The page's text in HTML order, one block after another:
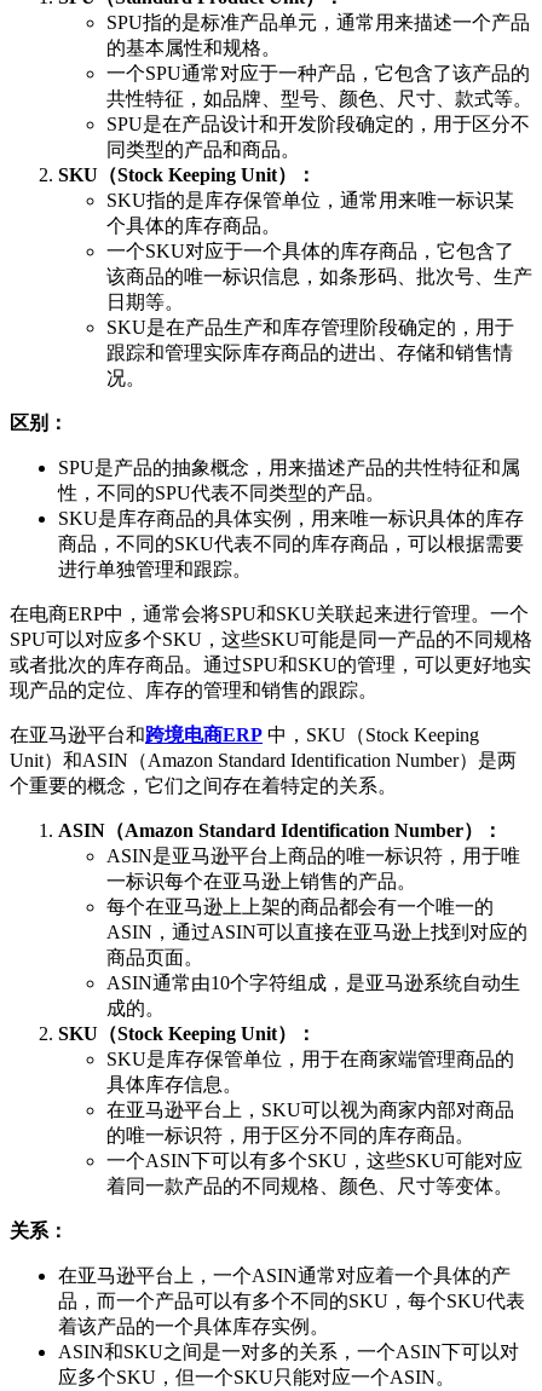
SPU指的是标准产品单元，通常用来描述一个产品
的基本属性和规格。
一个SPU通常对应于一种产品，它包含了该产品的
共性特征，如品牌、型号、颜色、尺寸、款式等。
SPU是在产品设计和开发阶段确定的，用于区分不
同类型的产品和商品。
SKU（Stock Keeping Unit）：
SKU指的是库存保管单位，通常用来唯一标识某
个具体的库存商品。
一个SKU对应于一个具体的库存商品，它包含了
该商品的唯一标识信息，如条形码、批次号、生产
日期等。
SKU是在产品生产和库存管理阶段确定的，用于
跟踪和管理实际库存商品的进出、存储和销售情
况。
区别：
SPU是产品的抽象概念，用来描述产品的共性特征和属
性，不同的SPU代表不同类型的产品。
SKU是库存商品的具体实例，用来唯一标识具体的库存
商品，不同的SKU代表不同的库存商品，可以根据需要
进行单独管理和跟踪。
在电商ERP中，通常会将SPU和SKU关联起来进行管理。一个
SPU可以对应多个SKU，这些SKU可能是同一产品的不同规格
或者批次的库存商品。通过SPU和SKU的管理，可以更好地实
现产品的定位、库存的管理和销售的跟踪。
在亚马逊平台和跨境电商ERP 中，SKU（Stock Keeping
Unit）和ASIN（Amazon Standard Identification Number）是两
个重要的概念，它们之间存在着特定的关系。
ASIN（Amazon Standard Identification Number）：
ASIN是亚马逊平台上商品的唯一标识符，用于唯
一标识每个在亚马逊上销售的产品。
每个在亚马逊上上架的商品都会有一个唯一的
ASIN，通过ASIN可以直接在亚马逊上找到对应的
商品页面。
ASIN通常由10个字符组成，是亚马逊系统自动生
成的。
SKU（Stock Keeping Unit）：
SKU是库存保管单位，用于在商家端管理商品的
具体库存信息。
在亚马逊平台上，SKU可以视为商家内部对商品
的唯一标识符，用于区分不同的库存商品。
一个ASIN下可以有多个SKU，这些SKU可能对应
着同一款产品的不同规格、颜色、尺寸等变体。
关系：
在亚马逊平台上，一个ASIN通常对应着一个具体的产
品，而一个产品可以有多个不同的SKU，每个SKU代表
着该产品的一个具体库存实例。
ASIN和SKU之间是一对多的关系，一个ASIN下可以对
应多个SKU，但一个SKU只能对应一个ASIN。